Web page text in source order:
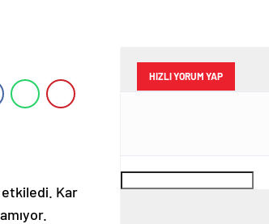
etkiledi. Kar
HIZLI YORUM YAP